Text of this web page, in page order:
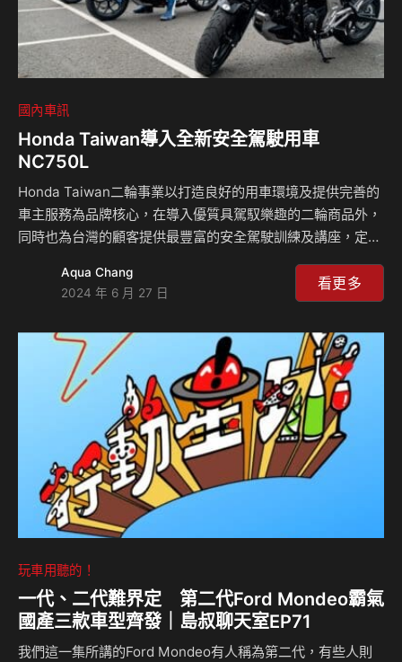
國內車訊
Honda Taiwan導入全新安全駕駛用車
NC750L
Honda Taiwan二輪事業以打造良好的用車環境及提供完善的
車主服務為品牌核心，在導入優質具駕馭樂趣的二輪商品外，
同時也為台灣的顧客提供最豐富的安全駕駛訓練及講座，定期
名安全駕駛指導員，為所有喜愛Honda Motorcycle的顧客教
習安全正確的騎乘知識，藉以提高Honda車主的騎乘安全性。
Taiwan近期為提升安全駕駛授課品質，在全台各地經銷據點
新購入共17台全新安全駕駛訓練用車NC750L，以搭載直列雙
缸745c.c引擎的市售人氣車款「NC750X」為基…
Aqua Chang
2024 年 6 月 27 日
看更多
玩車用聽的！
一代、二代難界定 第二代Ford Mondeo霸氣
國產三款車型齊發｜島叔聊天室EP71
我們這一集所講的Ford Mondeo有人稱為第二代，有些人則